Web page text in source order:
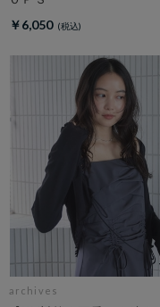
￥6,050
archives